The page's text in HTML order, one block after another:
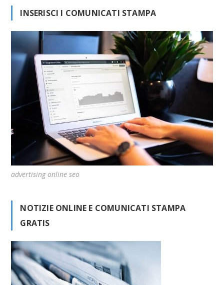
e
g
o
i
INSERISCI I COMUNICATI STAMPA
advertising online seo
NOTIZIE ONLINE E COMUNICATI STAMPA
GRATIS